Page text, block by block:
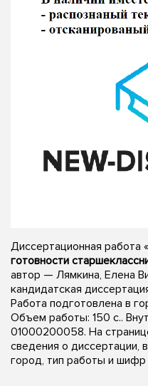
Диссертационная работа «
готовности
автор — Лямкина, Елена
кандидатская
Работа подготовлена в
Объем работы: 150 с..
01000200058. На
сведения о диссертации,
город, тип работы и шифр